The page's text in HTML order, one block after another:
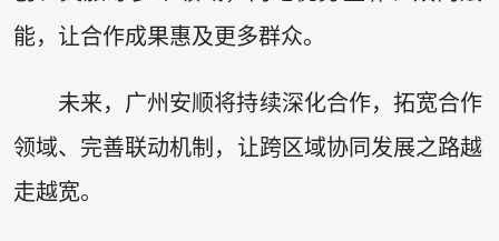
能，让合作成果惠及更多群众。
未来，广州安顺将持续深化合作，拓宽合作
领域、完善联动机制，让跨区域协同发展之路越
走越宽。